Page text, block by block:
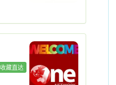
收藏直达